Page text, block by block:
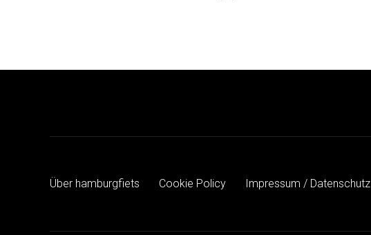
Über hamburgfiets Cookie Policy Impressum / Datenschutz